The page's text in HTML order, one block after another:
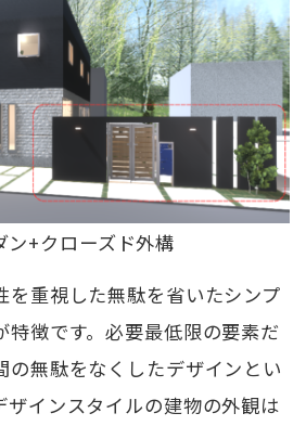
+クローズド外構
を重視した無駄を省いたシンプ
特徴です。必要最低限の要素だ
の無駄をなくしたデザインとい
ザインスタイルの建物の外観は